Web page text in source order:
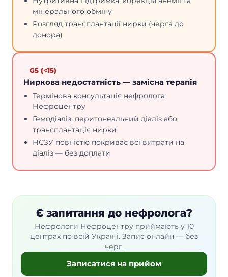
мінерального обміну
Розгляд трансплантації нирки (черга до
донора)
G5 (<15)
Ниркова недостатність — замісна терапія
Термінова консультація нефролога
Нефроцентру
Гемодіаліз, перитонеальний діаліз або
трансплантація нирки
НСЗУ повністю покриває всі витрати на
діаліз — без доплати
Є запитання до нефролога?
Нефрологи Нефроцентру приймають у 10
центрах по всій Україні. Запис онлайн — без
черг.
Записатися на прийом